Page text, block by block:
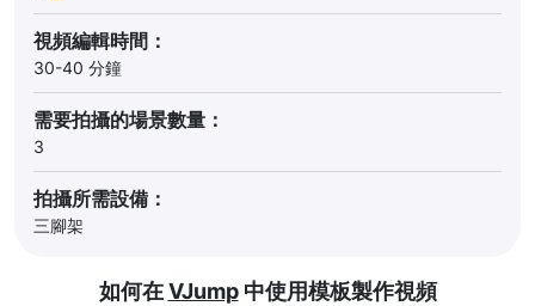
視頻編輯時間：
30-40 分鐘
需要拍攝的場景數量：
3
拍攝所需設備：
三腳架
如何在VJump中使用模板製作視頻